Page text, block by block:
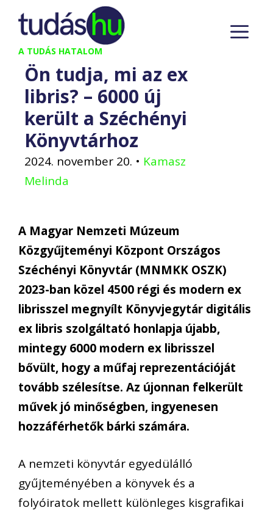
Kilépés
tartalomba
A TUDÁS HATALOM
Ön tudja, mi az ex
libris? – 6000 új
került a Széchényi
Könyvtárhoz
2024. november 20. • Kamasz
Melinda
A Magyar Nemzeti Múzeum
Közgyűjteményi Központ Országos
Széchényi Könyvtár (MNMKK OSZK)
2023-ban közel 4500 régi és modern ex
librisszel megnyílt Könyvjegytár digitális
ex libris szolgáltató honlapja újabb,
mintegy 6000 modern ex librisszel
bővült, hogy a műfaj reprezentációját
tovább szélesítse. Az újonnan felkerült
művek jó minőségben, ingyenesen
hozzáférhetők bárki számára.
A nemzeti könyvtár egyedülálló
gyűjteményében a könyvek és a
folyóiratok mellett különleges kisgrafikai